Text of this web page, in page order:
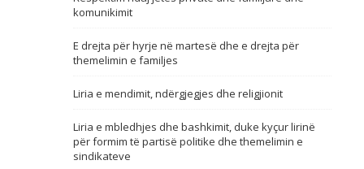
Data e shpalljes
Emër, përshkrim ose fjalen
komunikimit
E drejta për hyrje në martesë dhe e drejta për
themelimin e familjes
Liria e mendimit, ndërgjegjes dhe religjionit
Liria e mbledhjes dhe bashkimit, duke kyçur lirinë
për formim të partisë politike dhe themelimin e
sindikateve